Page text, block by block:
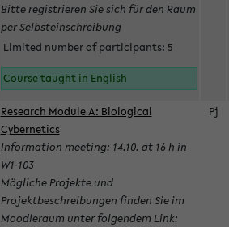
Bitte registrieren Sie sich für den Raum
per Selbsteinschreibung
Limited number of participants: 5
Course taught in English
Research Module A: Biological
Cybernetics
Information meeting: 14.10. at 16 h in
W1-103
Mögliche Projekte und
Projektbeschreibungen finden Sie im
Moodleraum unter folgendem Link:
Pj